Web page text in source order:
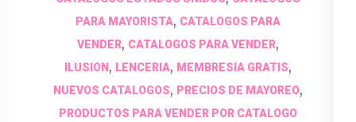
PARA MAYORISTA, CATALOGOS PARA
VENDER, CATALOGOS PARA VENDER,
ILUSION, LENCERIA, MEMBRESIA GRATIS,
NUEVOS CATALOGOS, PRECIOS DE MAYOREO,
PRODUCTOS PARA VENDER POR CATALOGO